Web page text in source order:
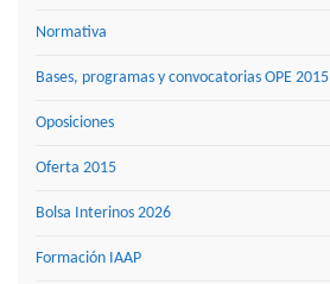
Normativa
Bases, programas y convocatorias OPE 2015
Oposiciones
Oferta 2015
Bolsa Interinos 2026
Formación IAAP